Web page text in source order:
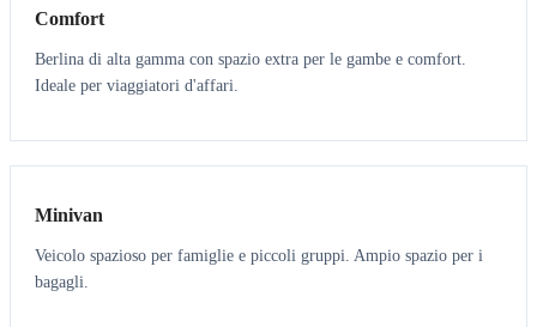
Comfort
Berlina di alta gamma con spazio extra per le gambe e comfort.
Ideale per viaggiatori d'affari.
6 5
Minivan
Veicolo spazioso per famiglie e piccoli gruppi. Ampio spazio per i
bagagli.